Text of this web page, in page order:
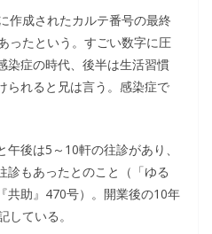
作成されたカルテ番号の最終
ったという。すごい数字に圧
染症の時代、後半は生活習慣
られると兄は言う。感染症で
後は5～10軒の往診があり、
診もあったとのこと（「ゆる
共助』470号）。開業後の10年
ている。